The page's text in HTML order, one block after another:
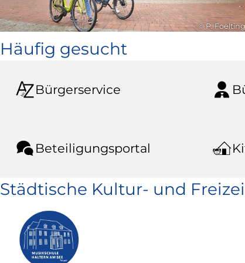
© P.
Häufig gesucht
Bürgerservice
Beteiligungsportal
Städtische Kultur- und